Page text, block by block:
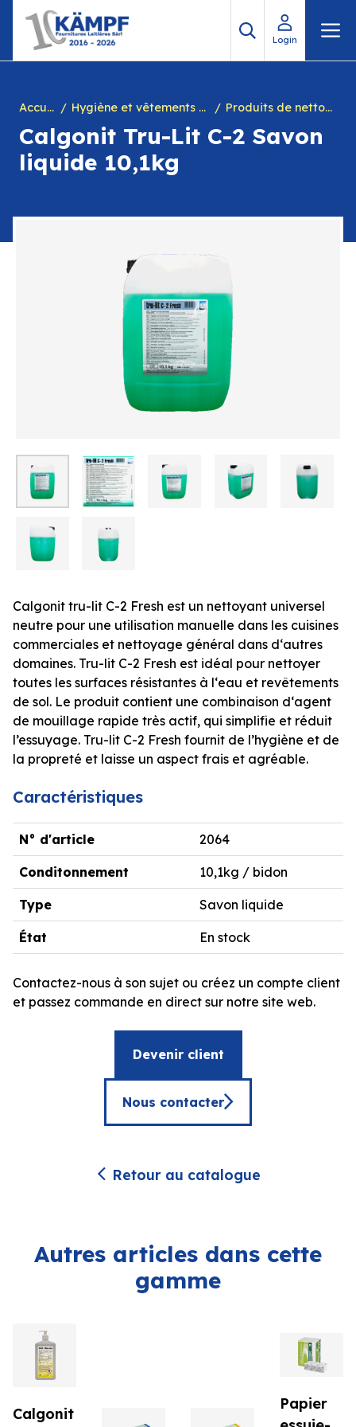
contenu
Login
Accueil Hygiène et vêtements de travail Produits de nettoyage
Calgonit Tru-Lit C-2 Savon
liquide 10,1kg
Calgonit tru-lit C-2 Fresh est un nettoyant universel
neutre pour une utilisation manuelle dans les cuisines
commerciales et nettoyage général dans d‘autres
domaines. Tru-lit C-2 Fresh est idéal pour nettoyer
toutes les surfaces résistantes à l‘eau et revêtements
de sol. Le produit contient une combinaison d‘agent
de mouillage rapide très actif, qui simplifie et réduit
l’essuyage. Tru-lit C-2 Fresh fournit de l’hygiène et de
la propreté et laisse un aspect frais et agréable.
Caractéristiques
N° d'article 2064
Conditonnement 10,1kg / bidon
Type Savon liquide
État En stock
Contactez-nous à son sujet ou créez un compte client
et passez commande en direct sur notre site web.
Devenir client
Nous contacter
Retour au catalogue
Autres articles dans cette
gamme
Calgonit
Papier